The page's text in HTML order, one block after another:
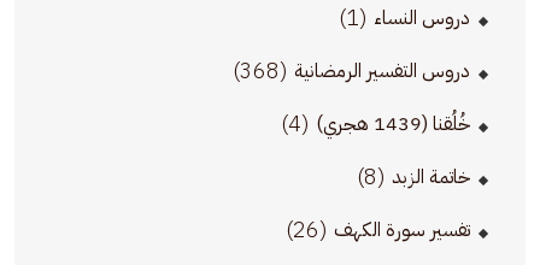
دروس النساء (1)
دروس التفسير الرمضانية (368)
خُلُقنا (1439 هجري) (4)
خاتمة الزبد (8)
تفسير سورة الكهف (26)